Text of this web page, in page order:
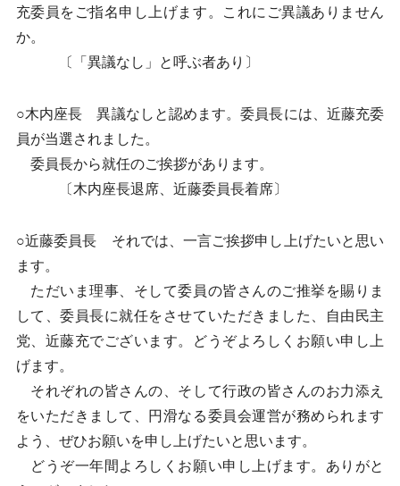
充委員をご指名申し上げます。これにご異議ありません
か。
〔「異議なし」と呼ぶ者あり〕
○木内座長 異議なしと認めます。委員長には、近藤充委
員が当選されました。
委員長から就任のご挨拶があります。
〔木内座長退席、近藤委員長着席〕
○近藤委員長 それでは、一言ご挨拶申し上げたいと思い
ます。
ただいま理事、そして委員の皆さんのご推挙を賜りま
して、委員長に就任をさせていただきました、自由民主
党、近藤充でございます。どうぞよろしくお願い申し上
げます。
それぞれの皆さんの、そして行政の皆さんのお力添え
をいただきまして、円滑なる委員会運営が務められます
よう、ぜひお願いを申し上げたいと思います。
どうぞ一年間よろしくお願い申し上げます。ありがと